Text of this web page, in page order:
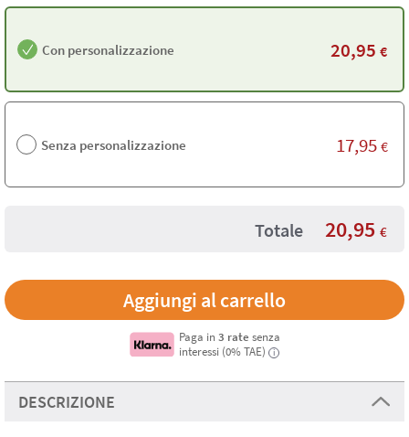
Con personalizzazione 20,95 €
Senza personalizzazione 17,95 €
Totale 20,95 €
Paga in 3 rate senza
interessi (0% TAE)
i
DESCRIZIONE